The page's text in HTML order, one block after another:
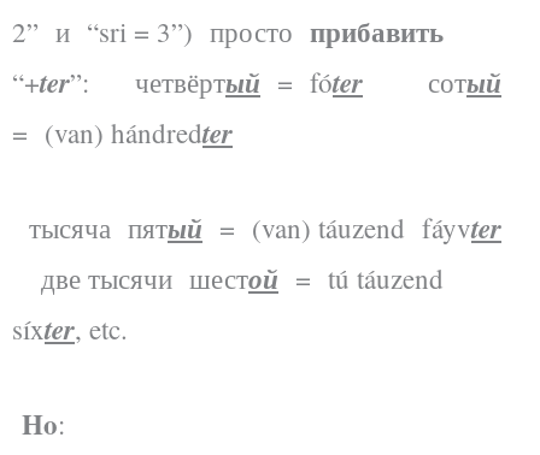
2” и “sri = 3”) просто прибавить
“+ter”: четвёртый = fóter сотый
= (van) hándredter
тысяча пятый = (van) táuzend fáyvter
две тысячи шестой = tú táuzend
síxter, etc.
Ho: